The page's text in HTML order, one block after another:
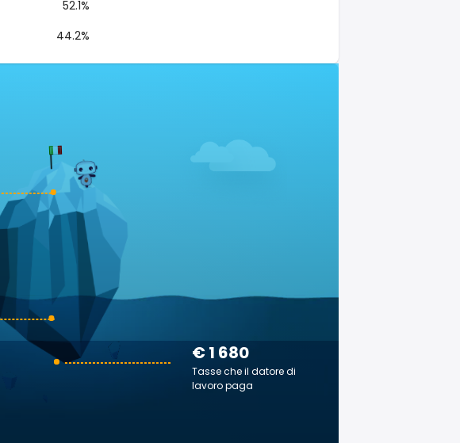
52.1%
44.2%
€ 1 680
Tasse che il datore di
lavoro paga